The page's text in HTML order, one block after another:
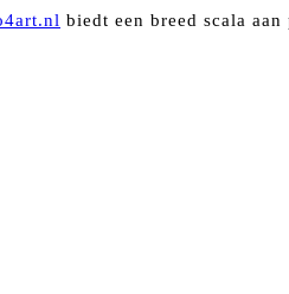
biedt een breed scala